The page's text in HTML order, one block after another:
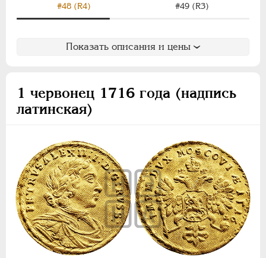
#48 (R4) #49 (R3)
Показать описания и цены
1 червонец 1716 года (надпись
латинская)